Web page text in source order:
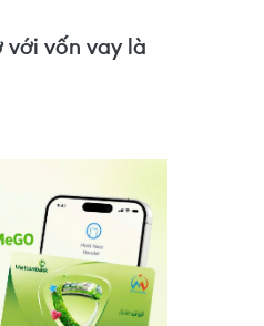
với vốn vay là